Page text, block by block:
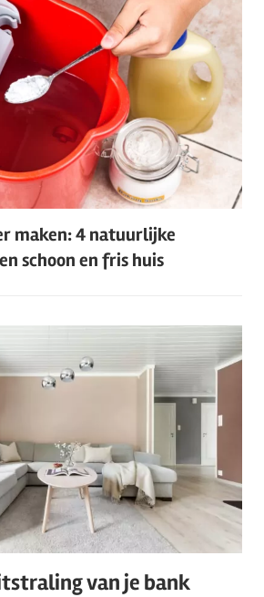
maken: 4 natuurlijke
schoon en fris huis
van je bank